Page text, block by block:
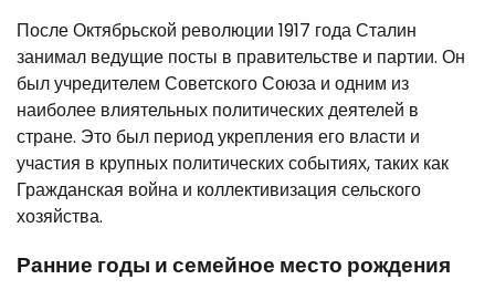
После Октябрьской революции 1917 года Сталин
занимал ведущие посты в правительстве и партии. Он
был учредителем Советского Союза и одним из
наиболее влиятельных политических деятелей в
стране. Это был период укрепления его власти и
участия в крупных политических событиях, таких как
Гражданская война и коллективизация сельского
хозяйства.
Ранние годы и семейное место рождения